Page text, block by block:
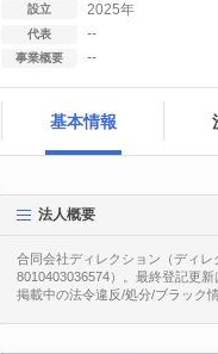
設立 2025年
代表 --
事業概要 --
基本情報
法人概要
合同会社ディレクション（ディ
8010403036574）。最終登記更
掲載中の法令違反/処分/ブラック